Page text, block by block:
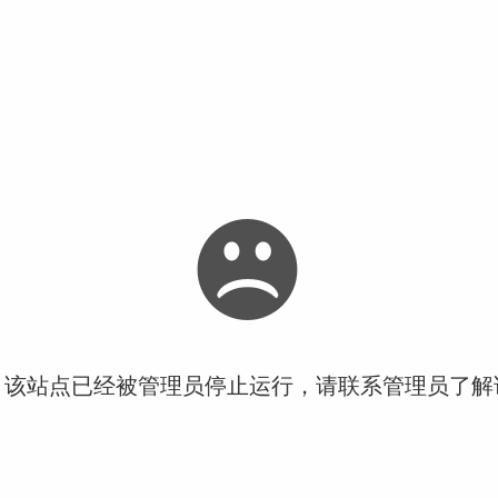
站点已经被管理员停止运行，请联系管理员了